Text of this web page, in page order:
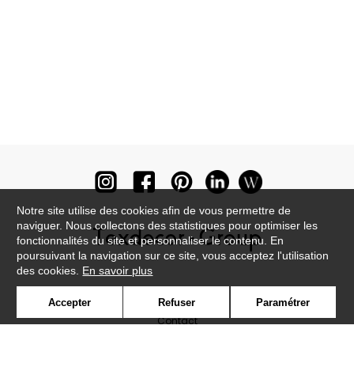
Contact
Notre site utilise des cookies afin de vous permettre de
naviguer. Nous collectons des statistiques pour optimiser les
fonctionnalités du site et personnaliser le contenu. En
poursuivant la navigation sur ce site, vous acceptez l'utilisation
des cookies. En savoir plus
Accepter Refuser Paramétrer